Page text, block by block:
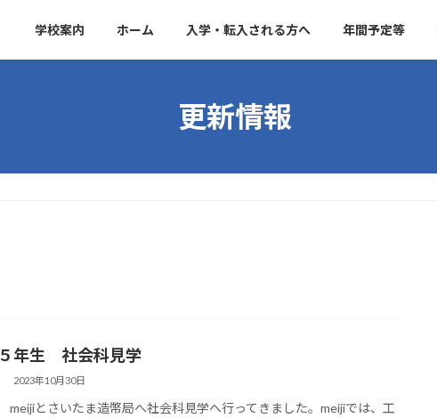
学校案内 ホーム 入学・転入される方へ 年間予定等
更新情報
５年生 社会科見学
2023年10月30日
meijiとさいたま造幣局へ社会科見学へ行ってきました。meijiでは、工